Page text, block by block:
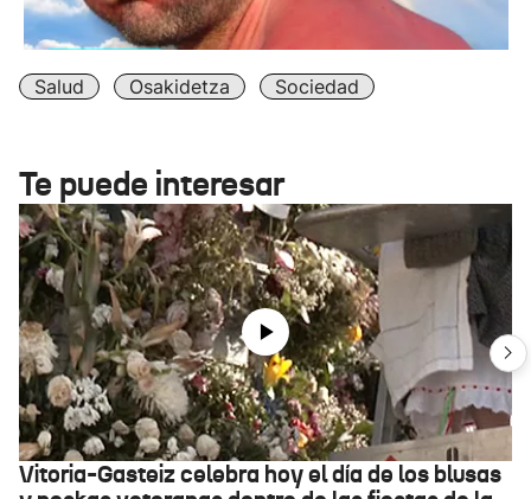
Salud Osakidetza Sociedad
Te puede interesar
Vitoria-Gasteiz celebra hoy el día de los blusas